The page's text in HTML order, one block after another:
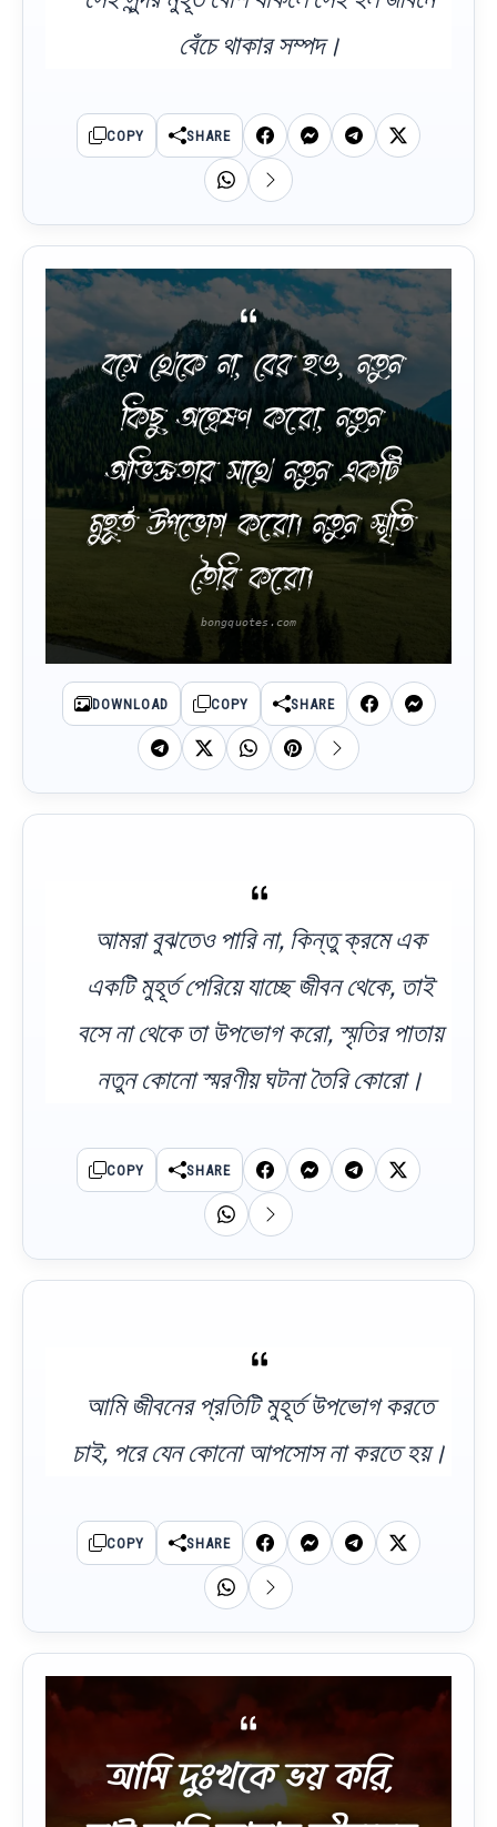
বেঁচে থাকার সম্পদ।
COPY SHARE
বসে থেকে না, বের হও, নতুন
কিছু অন্বেষণ করো, নতুন
অভিজ্ঞতার সাথে নতুন একটি
মুহূর্ত উপভোগ করো। নতুন স্মৃতি
তৈরি করো।
DOWNLOAD COPY SHARE
আমরা বুঝতেও পারি না, কিন্তু ক্রমে এক
একটি মুহূর্ত পেরিয়ে যাচ্ছে জীবন থেকে, তাই
বসে না থেকে তা উপভোগ করো, স্মৃতির পাতায়
নতুন কোনো স্মরণীয় ঘটনা তৈরি কোরো।
COPY SHARE
আমি জীবনের প্রতিটি মুহূর্ত উপভোগ করতে
চাই, পরে যেন কোনো আপসোস না করতে হয়।
COPY SHARE
আমি দুঃখকে ভয় করি,